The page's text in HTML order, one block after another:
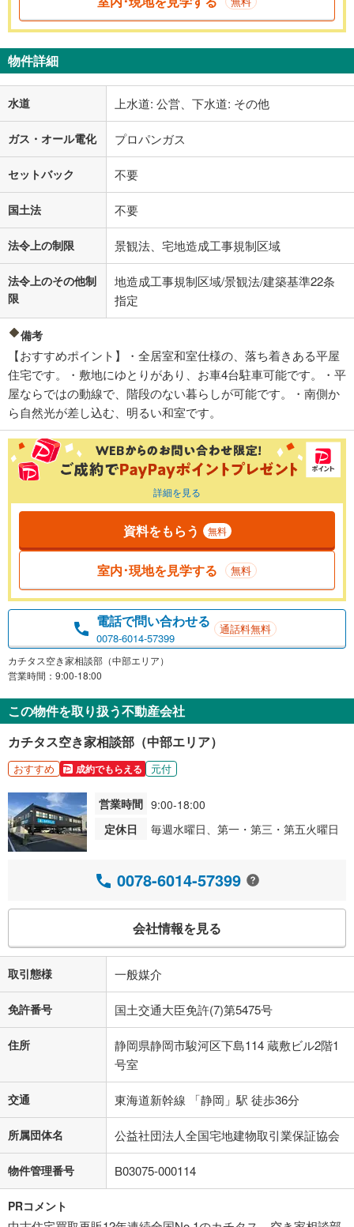
物件詳細
水道 上水道: 公営、下水道: その他
ガス・オール電化 プロパンガス
セットバック 不要
国土法 不要
法令上の制限 景観法、宅地造成工事規制区域
法令上のその他制
限
地造成工事規制区域/景観法/建築基準22条
指定
備考
【おすすめポイント】・全居室和室仕様の、落ち着きある平屋
住宅です。・敷地にゆとりがあり、お車4台駐車可能です。・平
屋ならではの動線で、階段のない暮らしが可能です。・南側か
ら自然光が差し込む、明るい和室です。
詳細を見る
資料をもらう 無料
室内･現地を見学する 無料
電話で問い合わせる
0078-6014-57399
通話料無料
カチタス空き家相談部（中部エリア）
営業時間：9:00-18:00
この物件を取り扱う不動産会社
カチタス空き家相談部（中部エリア）
おすすめ 成約でもらえる 元付
営業時間 9:00-18:00
定休日
毎週水曜日、第一・第三・第五火曜日
0078-6014-57399
会社情報を見る
取引態様 一般媒介
免許番号 国土交通大臣免許(7)第5475号
住所
静岡県静岡市駿河区下島114 蔵敷ビル2階1
号室
交通 東海道新幹線 「静岡」駅 徒歩36分
所属団体名 公益社団法人全国宅地建物取引業保証協会
物件管理番号 B03075-000114
PRコメント